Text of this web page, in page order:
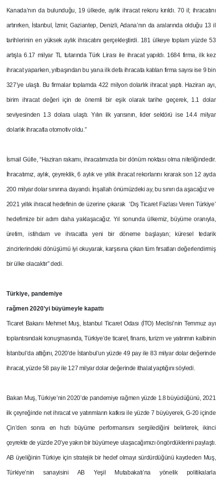
Kanada’nın da bulunduğu, 19 ülkede, aylık ihracat rekoru kırıldı. 70 il; ihracatını
artırırken, İstanbul, İzmir, Gaziantep, Denizli, Adana’nın da aralarında olduğu 13 il
tarihlerinin en yüksek aylık ihracatını gerçekleştirdi. 181 ülkeye toplam yüzde 53
artışla 6.17 milyar TL tutarında Türk Lirası ile ihracat yapıldı. 1684 firma, ilk kez
ihracat yaparken, yılbaşından bu yana ilk defa ihracata katılan firma sayısı ise 9 bin
327’ye ulaştı. Bu firmalar toplamda 422 milyon dolarlık ihracat yaptı. Haziran ayı,
birim ihracat değeri için de önemli bir eşik olarak tarihe geçerek, 1.1 dolar
seviyesinden 1.3 dolara ulaştı. Yılın ilk yarısının, lider sektörü ise 14.4 milyar
dolarlık ihracatla otomotiv oldu.”
İsmail Gülle, “Haziran rakamı, ihracatımızda bir dönüm noktası olma niteliğindedir.
İhracatımız, aylık, çeyreklik, 6 aylık ve yıllık ihracat rekorlarını kırarak son 12 ayda
200 milyar dolar sınırına dayandı. İnşallah önümüzdeki ay, bu sınırı da aşacağız ve
2021 yıllık ihracat hedefinin de üzerine çıkarak ‘Dış Ticaret Fazlası Veren Türkiye’
hedefimize bir adım daha yaklaşacağız. Yıl sonunda ülkemiz, büyüme oranıyla,
üretim, istihdam ve ihracatta yeni bir döneme başlayan; küresel tedarik
zincirlerindeki dönüşümü iyi okuyarak, karşısına çıkan tüm fırsatları değerlendirmiş
bir ülke olacaktır” dedi.
Türkiye, pandemiye
rağmen 2020’yi büyümeyle kapattı
Ticaret Bakanı Mehmet Muş, İstanbul Ticaret Odası (İTO) Meclisi’nin Temmuz ayı
toplantısındaki konuşmasında, Türkiye’de ticaret, finans, turizm ve yatırımın kalbinin
İstanbul’da attığını, 2020’de İstanbul’un yüzde 49 pay ile 83 milyar dolar değerinde
ihracat, yüzde 58 pay ile 127 milyar dolar değerinde ithalat yaptığını söyledi.
Bakan Muş, Türkiye’nin 2020’de pandemiye rağmen yüzde 1.8 büyüdüğünü, 2021
ilk çeyreğinde net ihracat ve yatırımların katkısı ile yüzde 7 büyüyerek, G-20 içinde
Çin’den sonra en hızlı büyüme performansını sergilediğini belirterek, ikinci
çeyrekte de yüzde 20’ye yakın bir büyümeye ulaşacağımızı öngördüklerini paylaştı.
AB üyeliğinin Türkiye için stratejik bir hedef olmayı sürdürdüğünü kaydeden Muş,
Türkiye’nin sanayisini AB Yeşil Mutabakatı’na yönelik politikalarla